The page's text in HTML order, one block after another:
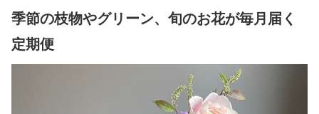
季節の枝物やグリーン、旬のお花が毎月届く
定期便